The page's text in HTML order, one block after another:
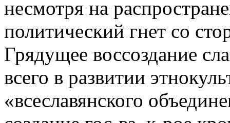
несмотря на
политический гнет со
Грядущее воссоздание
всего в развитии
«всеславянского